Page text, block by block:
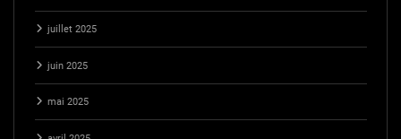
juillet 2025
juin 2025
mai 2025